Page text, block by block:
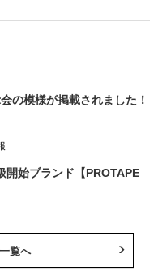
の模様が掲載されました！
始ブランド【PROTAPE
覧へ